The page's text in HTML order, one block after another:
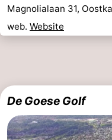
Magnolialaan 31,
web. Website
De Goese Golf